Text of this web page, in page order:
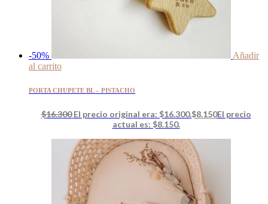
-50%
Añadir
al carrito
PORTA CHUPETE BL – PISTACHO
$16.300 El precio original era: $16.300.$8.150El precio
actual es: $8.150.